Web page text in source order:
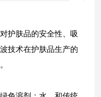
护肤品的安全性、吸
技术在护肤品生产的